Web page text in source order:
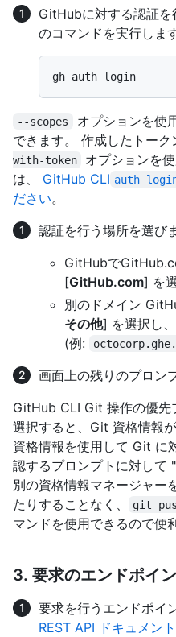
GitHubに対する認証を
のコマンドを実行します
--scopes
オプションを使
できます。 作成したトーク
with-token
オプションを
は、 GitHub CLI auth
ださい。
認証を行う場所を選び
GitHubで
[GitHub.com] を
別のドメイン
その他] を選択し
(例:
画面上の残りのプロン
GitHub CLI Git 操作の優先
選択すると、Git 資格情報
資格情報を使用して Git に
認するプロンプトに対して
別の資格情報マネージャー
たりすることなく、
git
マンドを使用できるので便
3. 要求のエンドポイ
要求を行うエンドポイ
REST API ドキュメント